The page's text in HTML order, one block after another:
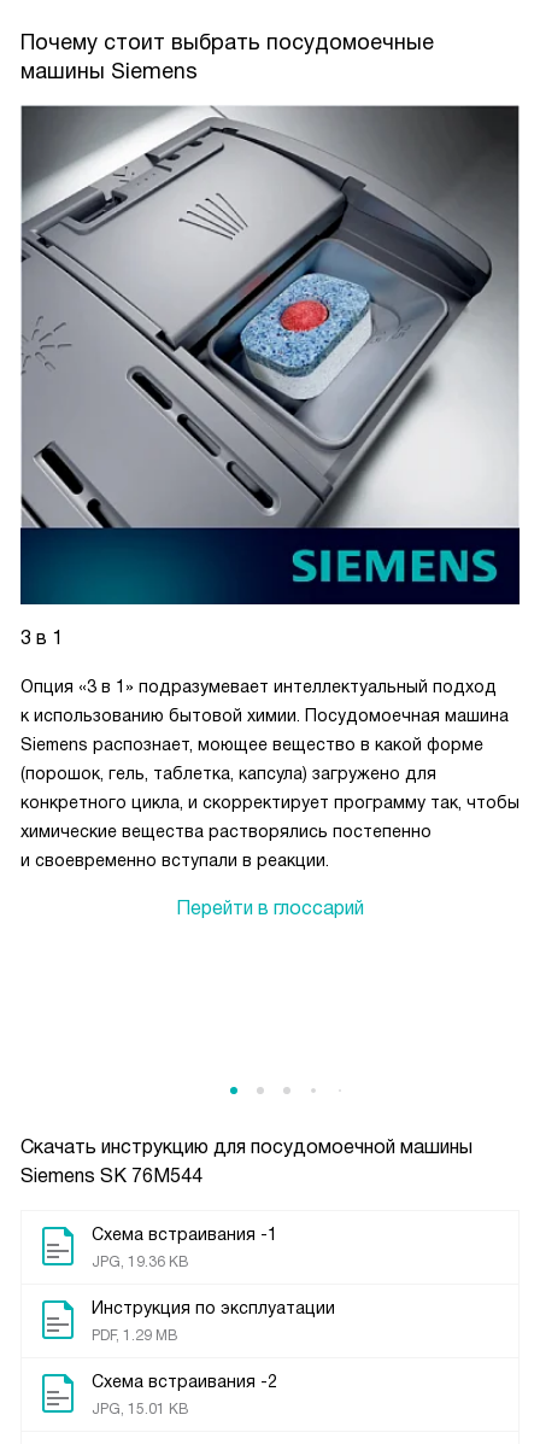
Скачать инструкцию для посудомоечной машины
Siemens SK 76M544
Схема встраивания -1
JPG, 19.36 KB
Инструкция по эксплуатации
PDF, 1.29 MB
Схема встраивания -2
JPG, 15.01 KB
Почему стоит выбрать посудомоечные
машины Siemens
3 в 1
Опция «3 в 1» подразумевает интеллектуальный подход
к использованию бытовой химии. Посудомоечная машина
Siemens распознает, моющее вещество в какой форме
(порошок, гель, таблетка, капсула) загружено для
конкретного цикла, и скорректирует программу так, чтобы
химические вещества растворялись постепенно
и своевременно вступали в реакции.
Перейти в глоссарий